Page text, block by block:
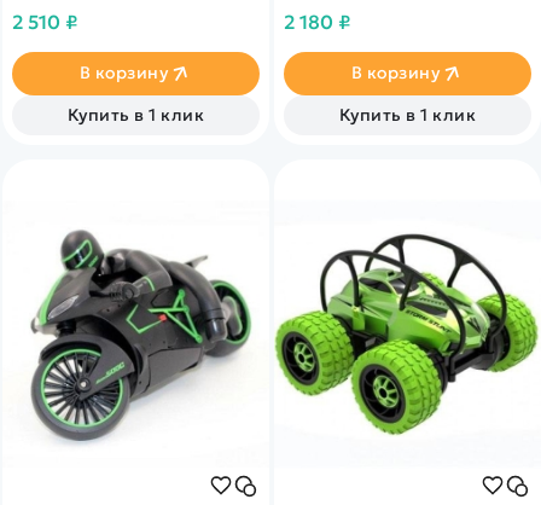
Дальность 70 м, время
2 510 ₽
В корзину
Купить в 1 клик
заезда 20 минут, дальность
2 180 ₽
В корзину
Купить в 1 клик